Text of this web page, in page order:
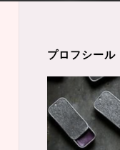
プロフシール